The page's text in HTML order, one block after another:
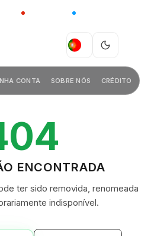
CHINA
PT
CONTA SOBRE NÓS CRÉDITO
ENCONTRADA
ter sido removida, renomeada
indisponível.